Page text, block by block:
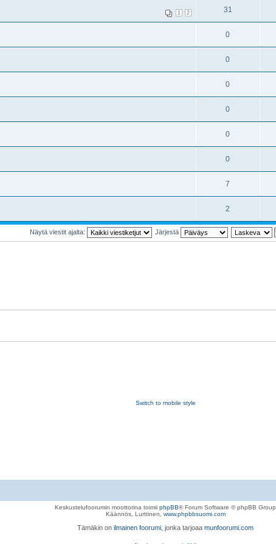
1 2 31
0
0
0
0
0
0
7
2
Näytä viestit ajalta: Järjestä
Switch to mobile style
Keskustelufoorumin moottorina toimii phpBB® Forum Software © phpBB Group
Käännös, Lurttinen, www.phpbbsuomi.com
Tämäkin on ilmainen foorumi , jonka tarjoaa munfoorumi.com